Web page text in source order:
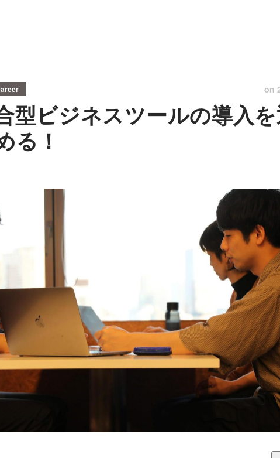
on
型ビジネスツールの導入
る！